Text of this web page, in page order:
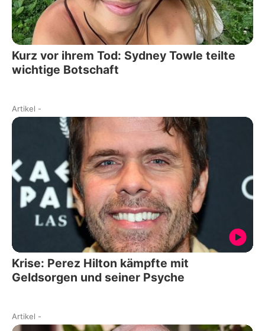
Kurz vor ihrem Tod: Sydney Towle teilte
wichtige Botschaft
Artikel -
Krise: Perez Hilton kämpfte mit
Geldsorgen und seiner Psyche
Artikel -